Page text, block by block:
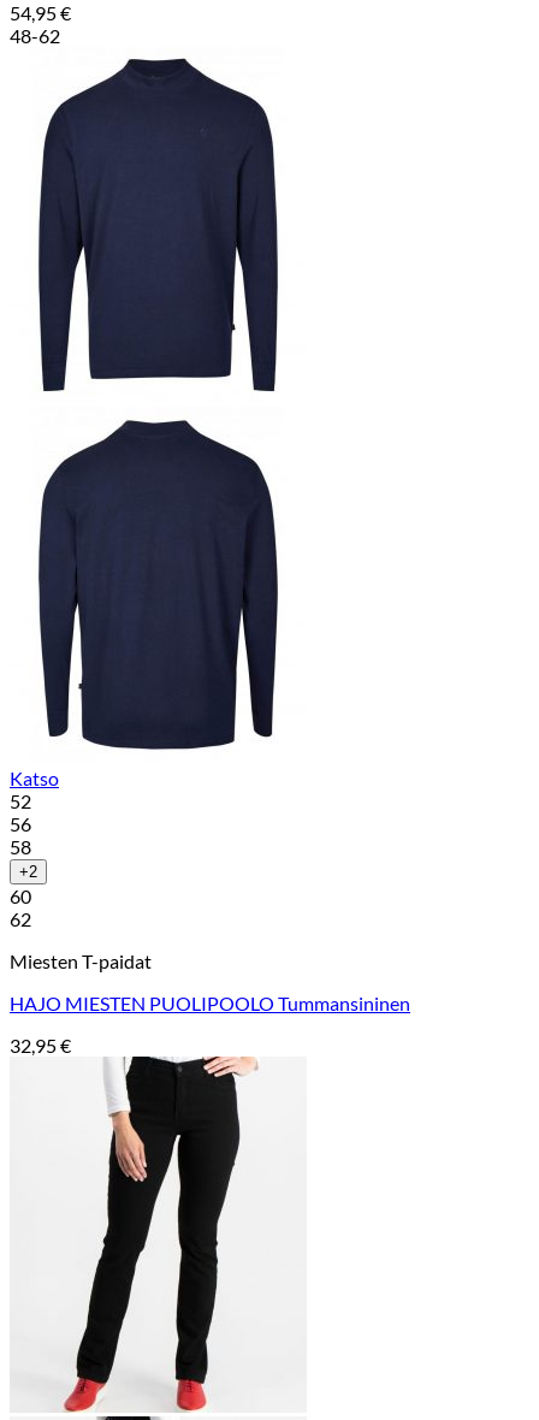
54,95€
48-62
Katso
52
56
58
+2
60
62
Miesten T-paidat
HAJO MIESTEN PUOLIPOOLO Tummansininen
32,95€